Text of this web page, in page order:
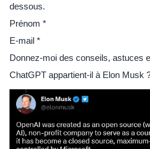
dessous.
Prénom *
E-mail *
Donnez-moi des conseils, astuces
ChatGPT appartient-il à Elon Musk